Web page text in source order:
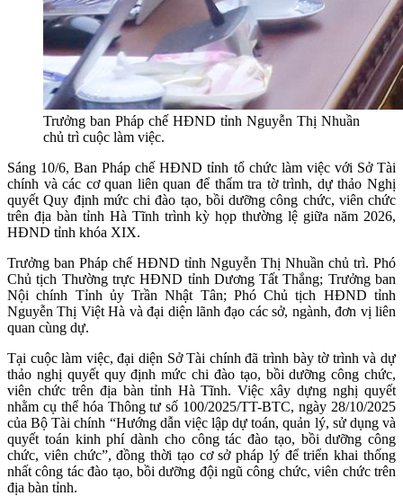
Trưởng ban Pháp chế HĐND tỉnh Nguyễn Thị Nhuần
chủ trì cuộc làm việc.
Sáng 10/6, Ban Pháp chế HĐND tỉnh tổ chức làm việc với Sở Tài
chính và các cơ quan liên quan để thẩm tra tờ trình, dự thảo Nghị
quyết Quy định mức chi đào tạo, bồi dưỡng công chức, viên chức
trên địa bàn tỉnh Hà Tĩnh trình kỳ họp thường lệ giữa năm 2026,
HĐND tỉnh khóa XIX.
Trưởng ban Pháp chế HĐND tỉnh Nguyễn Thị Nhuần chủ trì. Phó
Chủ tịch Thường trực HĐND tỉnh Dương Tất Thắng; Trưởng ban
Nội chính Tỉnh ủy Trần Nhật Tân; Phó Chủ tịch HĐND tỉnh
Nguyễn Thị Việt Hà và đại diện lãnh đạo các sở, ngành, đơn vị liên
quan cùng dự.
Tại cuộc làm việc, đại diện Sở Tài chính đã trình bày tờ trình và dự
thảo nghị quyết quy định mức chi đào tạo, bồi dưỡng công chức,
viên chức trên địa bàn tỉnh Hà Tĩnh. Việc xây dựng nghị quyết
nhằm cụ thể hóa Thông tư số 100/2025/TT-BTC, ngày 28/10/2025
của Bộ Tài chính “Hướng dẫn việc lập dự toán, quản lý, sử dụng và
quyết toán kinh phí dành cho công tác đào tạo, bồi dưỡng công
chức, viên chức”, đồng thời tạo cơ sở pháp lý để triển khai thống
nhất công tác đào tạo, bồi dưỡng đội ngũ công chức, viên chức trên
địa bàn tỉnh.